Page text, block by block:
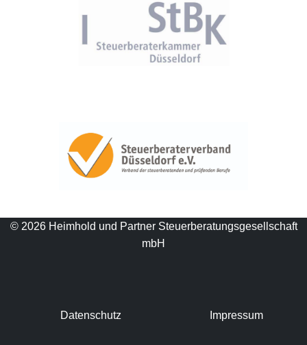
© 2026 Heimhold und Partner Steuerberatungsgesellschaft
mbH
Datenschutz Impressum